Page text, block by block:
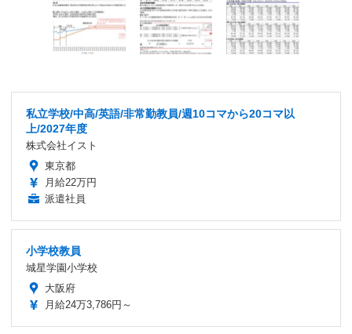
私立学校/中高/英語/非常勤教員/週10コマから20コマ以
上/2027年度
株式会社イスト
東京都
月給22万円
派遣社員
小学校教員
城星学園小学校
大阪府
月給24万3,786円～